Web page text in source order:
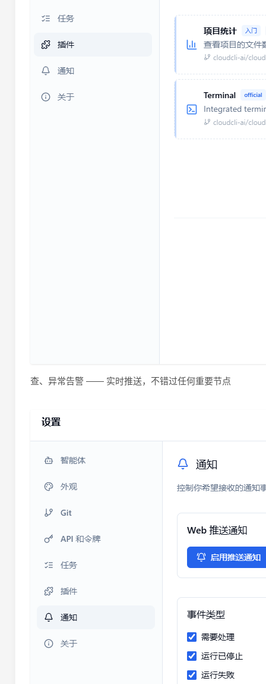
查、异常告警 —— 实时推送，不错过任何重要节点